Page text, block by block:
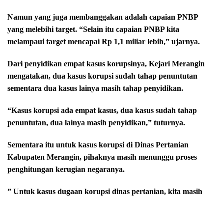
Namun yang juga membanggakan adalah capaian PNBP
yang melebihi target. “Selain itu capaian PNBP kita
melampaui target mencapai Rp 1,1 miliar lebih,” ujarnya.
Dari penyidikan empat kasus korupsinya, Kejari Merangin
mengatakan, dua kasus korupsi sudah tahap penuntutan
sementara dua kasus lainya masih tahap penyidikan.
“Kasus korupsi ada empat kasus, dua kasus sudah tahap
penuntutan, dua lainya masih penyidikan,” tuturnya.
Sementara itu untuk kasus korupsi di Dinas Pertanian
Kabupaten Merangin, pihaknya masih menunggu proses
penghitungan kerugian negaranya.
” Untuk kasus dugaan korupsi dinas pertanian, kita masih